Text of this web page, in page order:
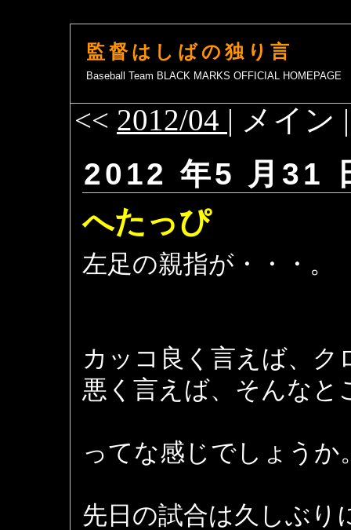
監督はしばの独り言
Baseball Team BLACK MARKS OFFICIAL HOMEPAGE
<< 2012/04 | メイン
2012 年5 月31
へたっぴ
左足の親指が・・・。
カッコ良く言えば、ク
悪く言えば、そんなと
ってな感じでしょうか
先日の試合は久しぶり